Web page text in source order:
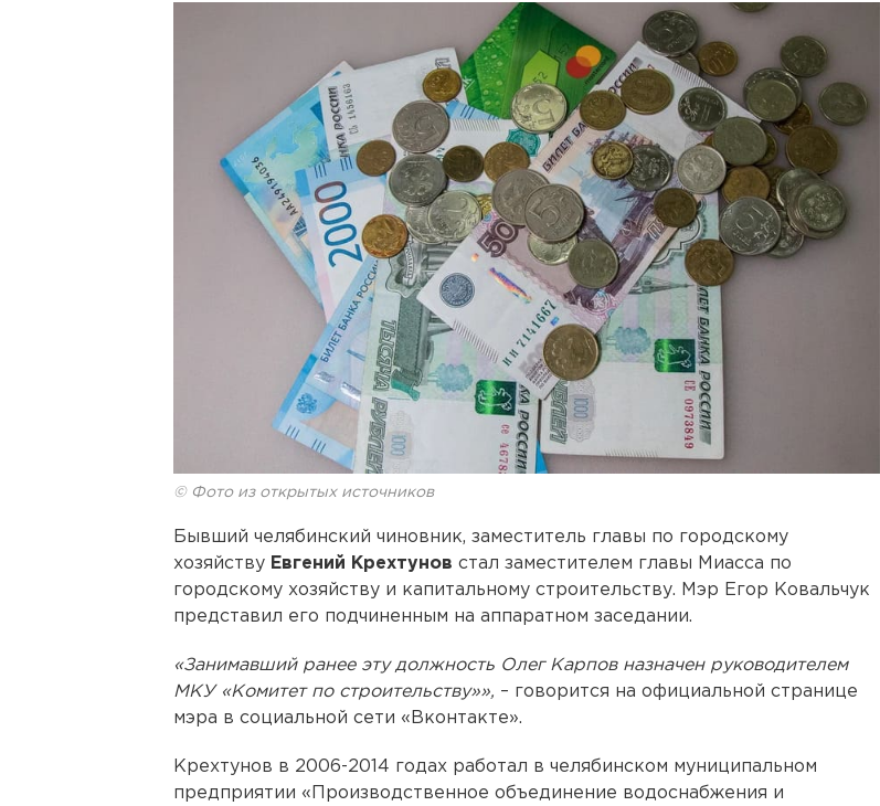
© Фото из открытых источников
Бывший челябинский чиновник, заместитель главы по городскому
хозяйству Евгений Крехтунов стал заместителем главы Миасса по
городскому хозяйству и капитальному строительству. Мэр Егор Ковальчук
представил его подчиненным на аппаратном заседании.
«Занимавший ранее эту должность Олег Карпов назначен руководителем
МКУ «Комитет по строительству»», – говорится на официальной странице
мэра в социальной сети «Вконтакте».
Крехтунов в 2006-2014 годах работал в челябинском муниципальном
предприятии «Производственное объединение водоснабжения и